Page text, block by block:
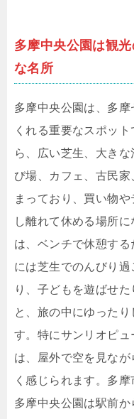
多摩中央公園は観
な名所
多摩中央公園は、多
くれる重要なスポッ
ら、広い芝生、大き
び場、カフェ、古民
まっており、買い物
し離れて休める場所
は、ベンチで休憩す
には芝生でのんびり
り、子どもを遊ばせ
と、旅の中にゆった
す。特にサンリオピ
は、屋外で空を見な
く感じられます。多
多摩中央公園は駅前